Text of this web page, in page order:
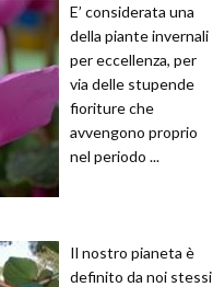
E’ considerata una
della piante invernali
per eccellenza, per
via delle stupende
fioriture che
avvengono proprio
nel periodo ...
Il nostro pianeta è
definito da noi stessi